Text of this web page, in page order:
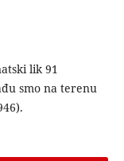
lik 91
smo na terenu